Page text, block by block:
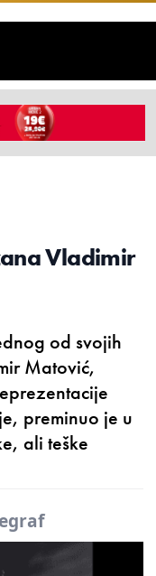
Vladimir
od svojih
Matović,
preminuo je u
ali teške